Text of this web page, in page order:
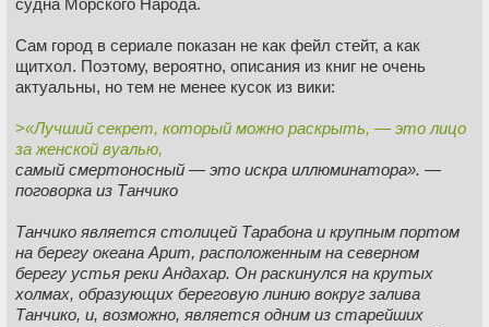
Сам город в сериале показан не как фейл стейт, а как
щитхол. Поэтому, вероятно, описания из книг не очень
актуальны, но тем не менее кусок из вики:
>«Лучший секрет, который можно раскрыть, — это лицо
за женской вуалью,
самый смертоносный — это искра иллюминатора». —
поговорка из Танчико
Танчико является столицей Тарабона и крупным портом
на берегу океана Арит, расположенным на северном
берегу устья реки Андахар. Он раскинулся на крутых
холмах, образующих береговую линию вокруг залива
Танчико, и, возможно, является одним из старейших